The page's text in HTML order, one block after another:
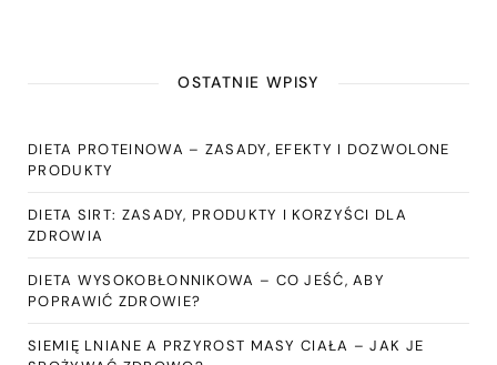
OSTATNIE WPISY
DIETA PROTEINOWA – ZASADY, EFEKTY I DOZWOLONE
PRODUKTY
DIETA SIRT: ZASADY, PRODUKTY I KORZYŚCI DLA
ZDROWIA
DIETA WYSOKOBŁONNIKOWA – CO JEŚĆ, ABY
POPRAWIĆ ZDROWIE?
SIEMIĘ LNIANE A PRZYROST MASY CIAŁA – JAK JE